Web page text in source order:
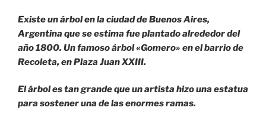
Unidos.»
Existe un árbol en la ciudad de Buenos Aires,
Argentina que se estima fue plantado alrededor del
año 1800. Un famoso árbol «Gomero» en el barrio de
Recoleta, en Plaza Juan XXIII.
El árbol es tan grande que un artista hizo una estatua
para sostener una de las enormes ramas.